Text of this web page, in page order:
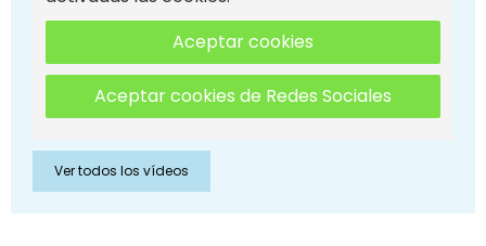
Aceptar cookies
Aceptar cookies de Redes Sociales
Ver todos los vídeos